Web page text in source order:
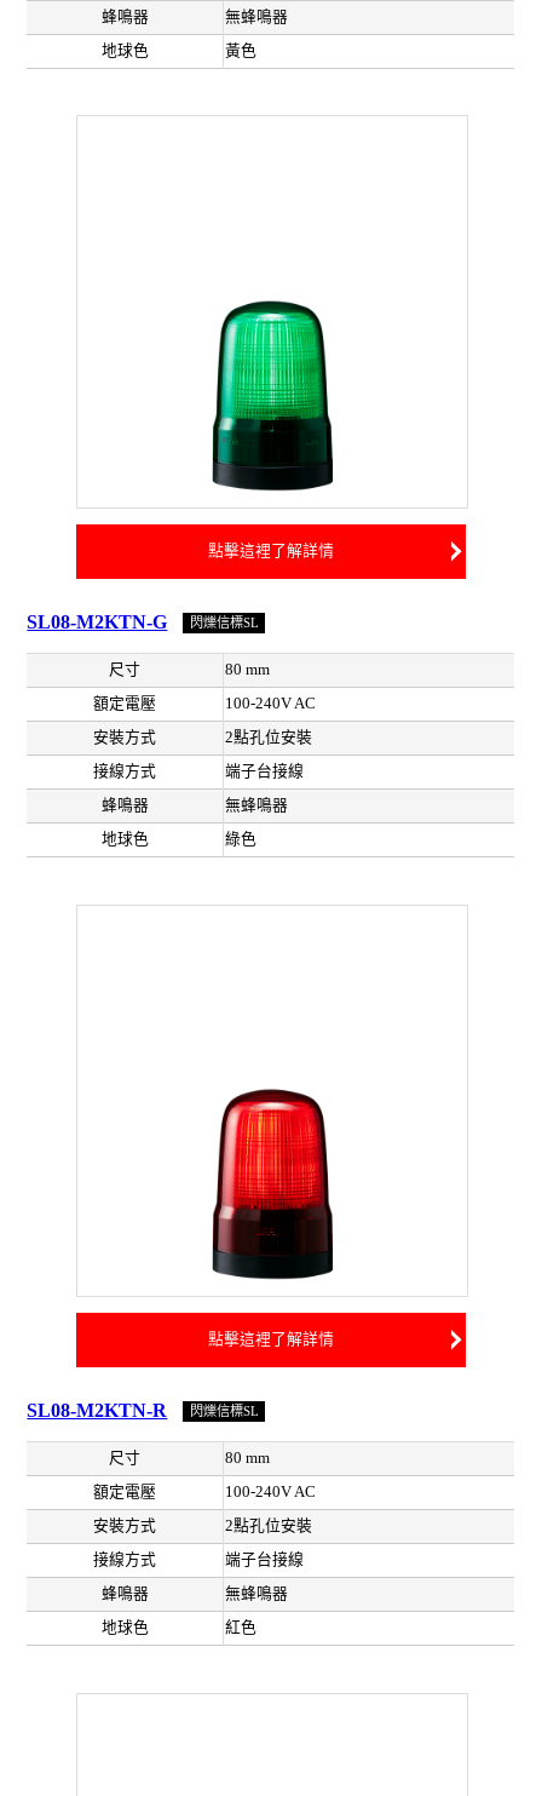
蜂鳴器
無蜂鳴器
地球色
黃色
點擊這裡了解詳情
SL08-M2KTN-G 閃爍信標SL
尺寸
80 mm
額定電壓
100-240V AC
安裝方式
2點孔位安裝
接線方式
端子台接線
蜂鳴器
無蜂鳴器
地球色
綠色
點擊這裡了解詳情
SL08-M2KTN-R 閃爍信標SL
尺寸
80 mm
額定電壓
100-240V AC
安裝方式
2點孔位安裝
接線方式
端子台接線
蜂鳴器
無蜂鳴器
地球色
紅色